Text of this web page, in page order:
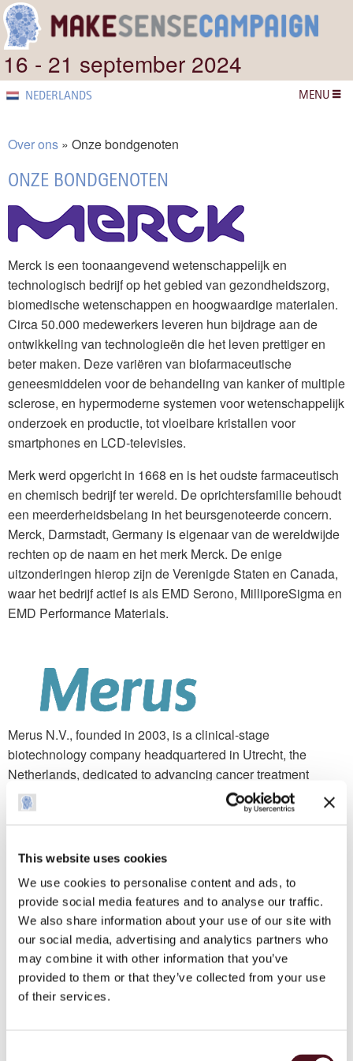
This website uses cookies
We use cookies to personalise content and ads, to
provide social media features and to analyse our traffic.
We also share information about your use of our site with
our social media, advertising and analytics partners who
may combine it with other information that you’ve
provided to them or that they’ve collected from your use
of their services.
16 - 21 september 2024
NEDERLANDS MENU
Over ons Onze bondgenoten
ONZE BONDGENOTEN
Merck is een toonaangevend wetenschappelijk en
technologisch bedrijf op het gebied van gezondheidszorg,
biomedische wetenschappen en hoogwaardige materialen.
Circa 50.000 medewerkers leveren hun bijdrage aan de
ontwikkeling van technologieën die het leven prettiger en
beter maken. Deze variëren van biofarmaceutische
geneesmiddelen voor de behandeling van kanker of multiple
sclerose, en hypermoderne systemen voor wetenschappelijk
onderzoek en productie, tot vloeibare kristallen voor
smartphones en LCD-televisies.
Merk werd opgericht in 1668 en is het oudste farmaceutisch
en chemisch bedrijf ter wereld. De oprichtersfamilie behoudt
een meerderheidsbelang in het beursgenoteerde concern.
Merck, Darmstadt, Germany is eigenaar van de wereldwijde
rechten op de naam en het merk Merck. De enige
uitzonderingen hierop zijn de Verenigde Staten en Canada,
waar het bedrijf actief is als EMD Serono, MilliporeSigma en
EMD Performance Materials.
Merus N.V., founded in 2003, is a clinical-stage
biotechnology company headquartered in Utrecht, the
Netherlands, dedicated to advancing cancer treatment
through antibody-based therapies.
haematologic cancers. Its research targets pathways
involved in tumour growth, immune evasion, and cell
signalling, with the goal of delivering more effective and
durable treatment options. By combining deep scientific
expertise with cutting-edge antibody engineering, Merus is
working to redefine how complex cancers are treated and to
expand the potential of multispecific antibody therapeutics in
precision medicine.